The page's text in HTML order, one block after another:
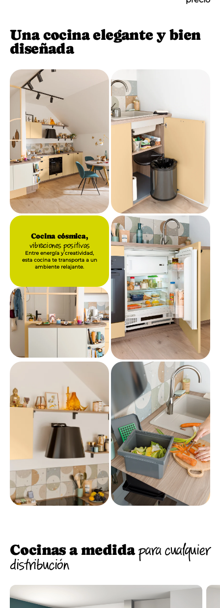
Una cocina elegante y bien
diseñada
Cocina cósmica,
vibraciones positivas
Entre energía y creatividad,
esta cocina te transporta a un
ambiente relajante.
Cocinas a medidapara cualquier
distribución